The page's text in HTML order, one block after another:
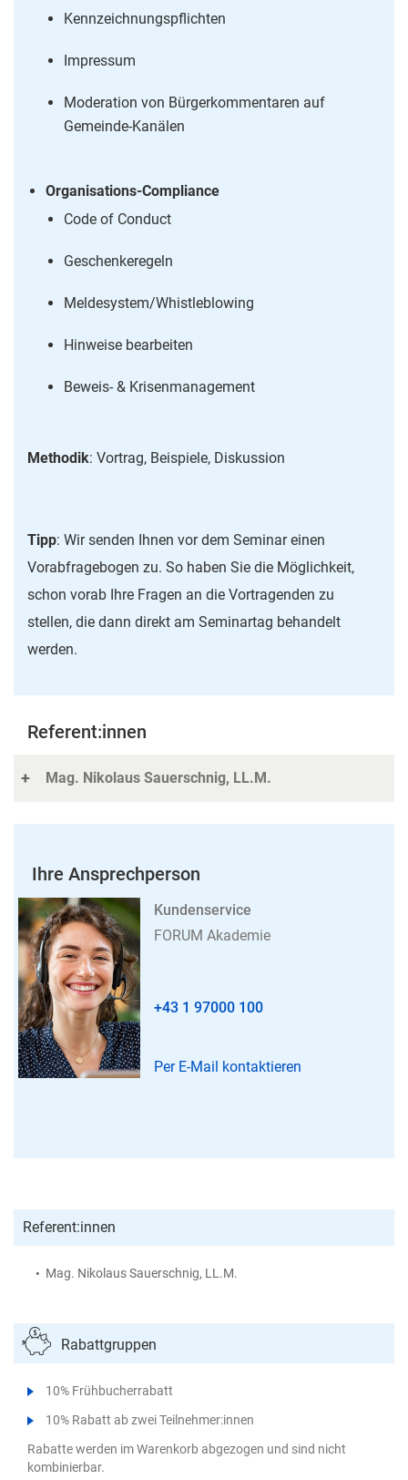
Kennzeichnungspflichten
Impressum
Moderation von Bürgerkommentaren auf
Gemeinde-Kanälen
Organisations-Compliance
Code of Conduct
Geschenkeregeln
Meldesystem/Whistleblowing
Hinweise bearbeiten
Beweis- & Krisenmanagement
Methodik: Vortrag, Beispiele, Diskussion
Tipp: Wir senden Ihnen vor dem Seminar einen
Vorabfragebogen zu. So haben Sie die Möglichkeit,
schon vorab Ihre Fragen an die Vortragenden zu
stellen, die dann direkt am Seminartag behandelt
werden.
Referent:innen
Mag. Nikolaus Sauerschnig, LL.M.
Ihre Ansprechperson
Kundenservice
FORUM Akademie
+43 1 97000 100
Per E-Mail kontaktieren
Referent:innen
Mag. Nikolaus Sauerschnig, LL.M.
Rabattgruppen
10% Frühbucherrabatt
10% Rabatt ab zwei Teilnehmer:innen
Rabatte werden im Warenkorb abgezogen und sind nicht
kombinierbar.